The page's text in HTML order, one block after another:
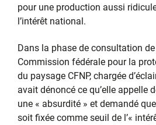
pour une production aussi
l’intérêt national.
Dans la phase de consultation de
Commission fédérale pour la
du paysage CFNP, chargée
avait dénoncé ce qu’elle appelle
une « absurdité » et demandé
soit fixée comme seuil de l’«